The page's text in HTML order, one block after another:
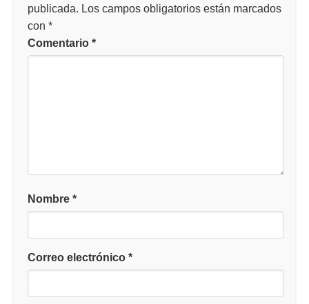
publicada. Los campos obligatorios están marcados
con *
Comentario *
Nombre *
Correo electrónico *